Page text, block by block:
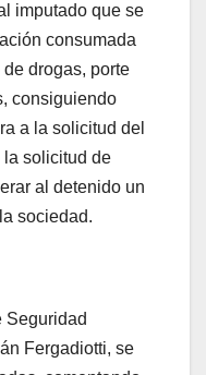
imputado que se
consumada
drogas, porte
consiguiendo
a la solicitud del
solicitud de
al detenido un
sociedad.
Seguridad
Fergadiotti, se